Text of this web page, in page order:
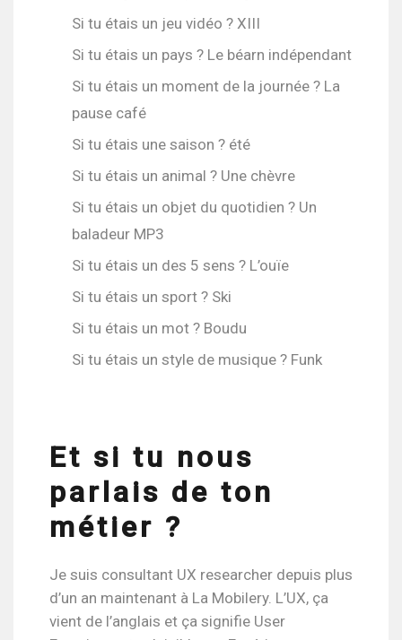
Si tu étais un jeu vidéo ? XIII
Si tu étais un pays ? Le béarn indépendant
Si tu étais un moment de la journée ? La
pause café
Si tu étais une saison ? été
Si tu étais un animal ? Une chèvre
Si tu étais un objet du quotidien ? Un
baladeur MP3
Si tu étais un des 5 sens ? L’ouïe
Si tu étais un sport ? Ski
Si tu étais un mot ? Boudu
Si tu étais un style de musique ? Funk
Et si tu nous
parlais de ton
métier ?
Je suis consultant UX researcher depuis plus
d’un an maintenant à La Mobilery. L’UX, ça
vient de l’anglais et ça signifie User